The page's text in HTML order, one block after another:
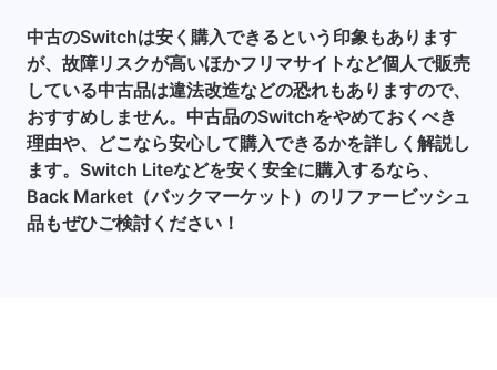
中古のSwitchは安く購入できるという印象もあります
が、故障リスクが高いほかフリマサイトなど個人で販売
している中古品は違法改造などの恐れもありますので、
おすすめしません。中古品のSwitchをやめておくべき
理由や、どこなら安心して購入できるかを詳しく解説し
ます。Switch Liteなどを安く安全に購入するなら、
Back Market（バックマーケット）のリファービッシュ
品もぜひご検討ください！